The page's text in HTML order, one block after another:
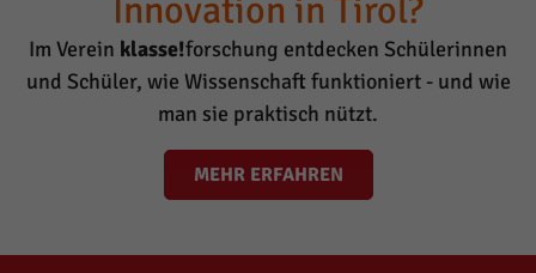
Innovation in Tirol?
Im Verein klasse!forschung entdecken Schülerinnen
und Schüler, wie Wissenschaft funktioniert - und wie
man sie praktisch nützt.
MEHR ERFAHREN